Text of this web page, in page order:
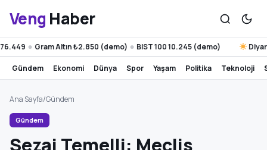
Veng Haber
● Gram Altın ₺2.850 (demo) ● BIST 100 10.245 (demo)
gündem ekonomi dünya spor yaşam politika teknoloji
Ana Sayfa/Gündem
Gündem
Sezai Temelli: Meclis